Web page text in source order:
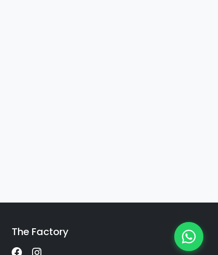
The Factory